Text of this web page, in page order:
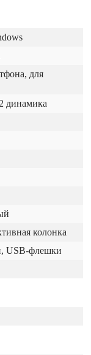
для
динамика
колонка
USB-флешки